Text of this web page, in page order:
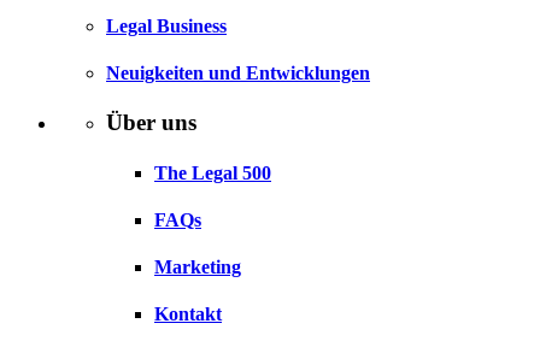
Legal Business
Neuigkeiten und Entwicklungen
Über uns
The Legal 500
FAQs
Marketing
Kontakt